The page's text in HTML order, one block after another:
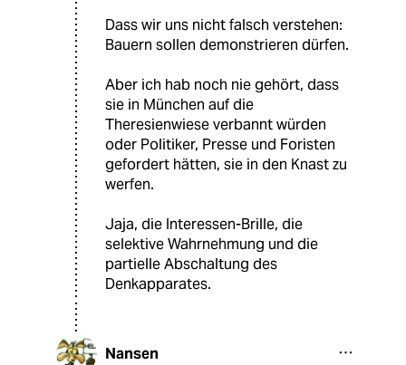
Dass wir uns nicht falsch verstehen:
Bauern sollen demonstrieren dürfen.
Aber ich hab noch nie gehört, dass
sie in München auf die
Theresienwiese verbannt würden
oder Politiker, Presse und Foristen
gefordert hätten, sie in den Knast zu
werfen.
Jaja, die Interessen-Brille, die
selektive Wahrnehmung und die
partielle Abschaltung des
Denkapparates.
Nansen